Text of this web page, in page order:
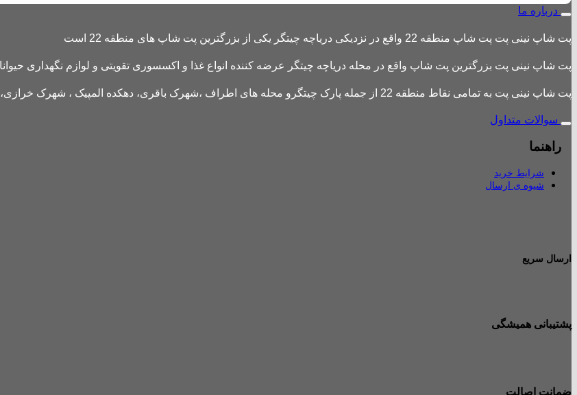
درباره ما
پت شاپ نینی پت پت شاپ منطقه 22 واقع در نزدیکی دریاچه چیتگر یکی از بزرگترین پت شاپ های منطقه 22 است
پت شاپ نینی پت بزرگترین پت شاپ واقع در محله دریاچه چیتگر عرضه کننده انواع غذا و اکسسوری تقویتی و لوازم نگهداری
پت شاپ نینی پت به تمامی نقاط منطقه 22 از جمله پارک چیتگرو محله های اطراف ،شهرک باقری، دهکده المپیک ، شهرک خرازی، بلوار کوهک، شهرک چیتگر ، دریاچه چیتگر و تمامی نقاط تهران ارسال دارد.
سوالات متداول
راهنما
شرایط خرید
شیوه ی ارسال
ارسال سریع
پشتیبانی همیشگی
ضمانت اصالت